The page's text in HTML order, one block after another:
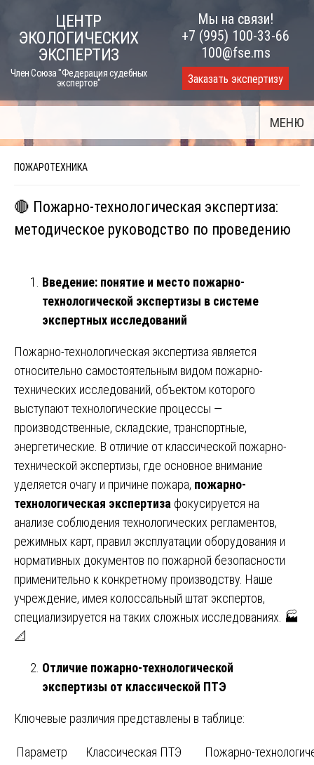
content
ЦЕНТР
ЭКОЛОГИЧЕСКИХ
ЭКСПЕРТИЗ
Член Союза "Федерация судебных
экспертов"
Мы на связи!
+7 (995) 100-33-66
100@fse.ms
Заказать экспертизу
МЕНЮ
ПОЖАРОТЕХНИКА
🔴 Пожарно-технологическая экспертиза:
методическое руководство по проведению
Введение: понятие и место пожарно-
технологической экспертизы в системе
экспертных исследований
Пожарно-технологическая экспертиза является
относительно самостоятельным видом пожарно-
технических исследований, объектом которого
выступают технологические процессы —
производственные, складские, транспортные,
энергетические. В отличие от классической пожарно-
технической экспертизы, где основное внимание
уделяется очагу и причине пожара, пожарно-
технологическая экспертиза фокусируется на
анализе соблюдения технологических регламентов,
режимных карт, правил эксплуатации оборудования и
нормативных документов по пожарной безопасности
применительно к конкретному производству. Наше
учреждение, имея колоссальный штат экспертов,
специализируется на таких сложных исследованиях. 🏭
📐
Отличие пожарно-технологической
экспертизы от классической ПТЭ
Ключевые различия представлены в таблице:
Параметр Классическая ПТЭ
Пожарно-